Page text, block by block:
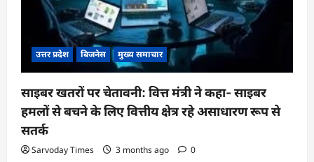
उत्तर प्रदेश बिजनेस मुख्य समाचार
साइबर खतरों पर चेतावनी: वित्त मंत्री ने कहा- साइबर
हमलों से बचने के लिए वित्तीय क्षेत्र रहे असाधारण रूप से
सतर्क
Sarvoday Times 3 months ago 0